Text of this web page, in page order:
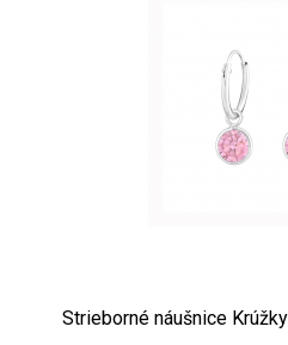
Strieborné náušnice